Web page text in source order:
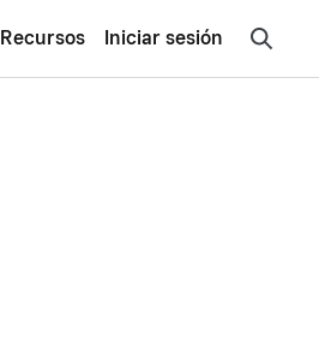
Recursos Iniciar sesión